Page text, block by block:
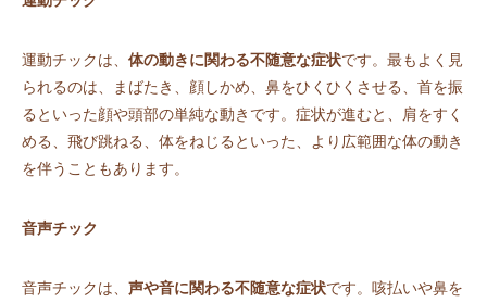
運動チックは、 体の動きに関わる不随意な症状です。最もよく見
られるのは、まばたき、顔しかめ、鼻をひくひくさせる、首を振
るといった顔や頭部の単純な動きです。症状が進むと、肩をすく
める、飛び跳ねる、体をねじるといった、より広範囲な体の動き
を伴うこともあります。
音声チック
音声チックは、 声や音に関わる不随意な症状です。咳払いや鼻を